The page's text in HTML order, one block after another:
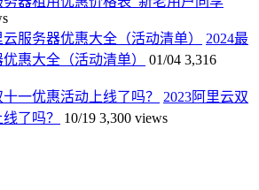
2024最
惠大全（活动清单）
01/04 3,316
2023阿里云双
了吗？
10/19 3,300 views